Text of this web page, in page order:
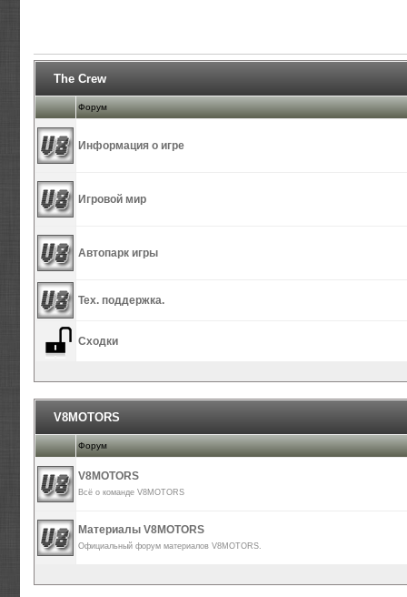
The Crew
Форум
Информация о игре
Игровой мир
Автопарк игры
Тех. поддержка.
Сходки
V8MOTORS
Форум
V8MOTORS
Всё о команде V8MOTORS
Материалы V8MOTORS
Официальный форум материалов V8MOTORS.